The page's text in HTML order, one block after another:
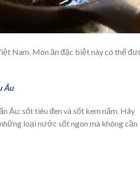
Nam. Món ăn đặc biệt này có thể
Âu
Âu: sốt tiêu đen và sốt kem nấm. Hãy
loại nước sốt ngon mà không cần